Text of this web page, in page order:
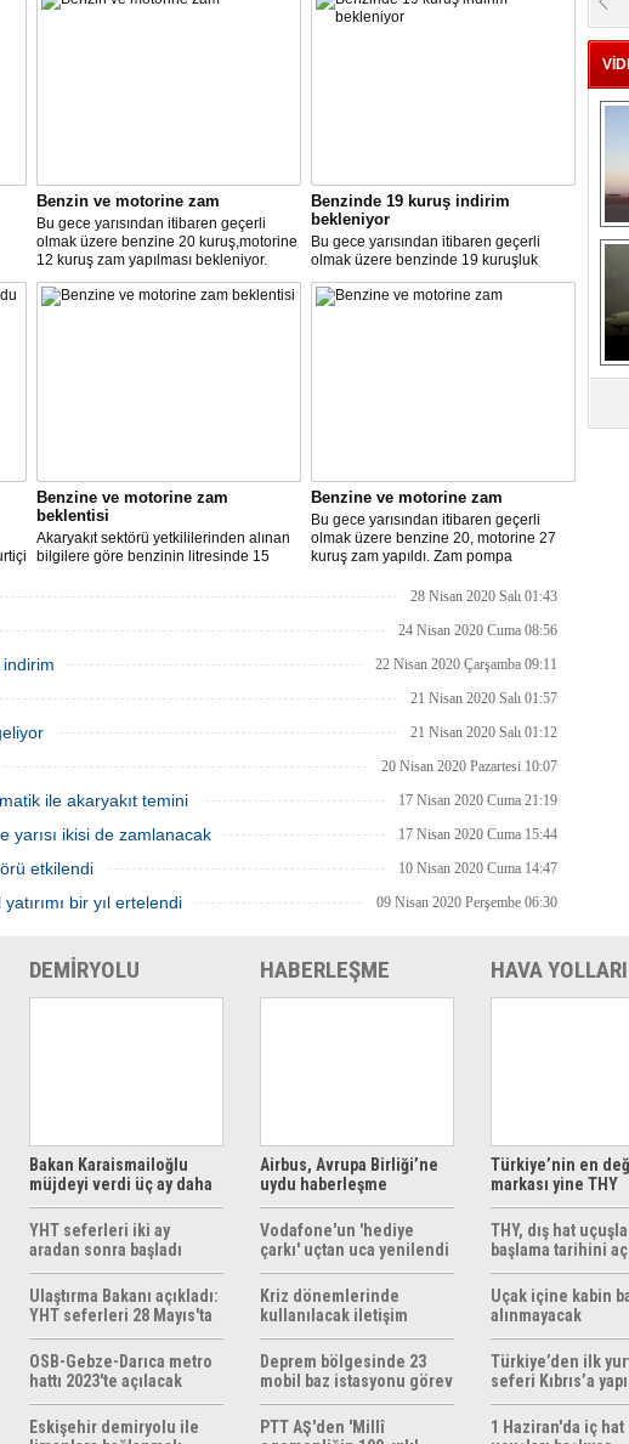
Benzin ve motorine zam
Bu gece yarısından itibaren geçerli
olmak üzere benzine 20 kuruş,motorine
12 kuruş zam yapılması bekleniyor.
Benzinde 19 kuruş indirim
bekleniyor
Bu gece yarısından itibaren geçerli
olmak üzere benzinde 19 kuruşluk
indirim gerçekleşti.
Benzine ve motorine zam
beklentisi
Akaryakıt sektörü yetkililerinden alınan
bilgilere göre benzinin litresinde 15
zam yapılması bekleniyor.
Benzine ve motorine zam
Bu gece yarısından itibaren geçerli
olmak üzere benzine 20, motorine 27
kuruş zam yapıldı. Zam pompa
28 Nisan 2020 Salı 01:43
24 Nisan 2020 Cuma 08:56
22 Nisan 2020 Çarşamba 09:11
21 Nisan 2020 Salı 01:57
21 Nisan 2020 Salı 01:12
20 Nisan 2020 Pazartesi 10:07
ile akaryakıt temini 17 Nisan 2020 Cuma 21:19
yarısı ikisi de zamlanacak 17 Nisan 2020 Cuma 15:44
etkilendi 10 Nisan 2020 Cuma 14:47
bir yıl ertelendi 09 Nisan 2020 Perşembe 06:30
DEMİRYOLU
Bakan Karaismailoğlu
müjdeyi verdi üç ay daha
ücretsiz
YHT seferleri iki ay
aradan sonra başladı
Ulaştırma Bakanı açıkladı:
YHT seferleri 28 Mayıs'ta
başlıyor
OSB-Gebze-Darıca metro
hattı 2023'te açılacak
Eskişehir demiryolu ile
HABERLEŞME
Airbus, Avrupa Birliği’ne
uydu haberleşme
çözümleri sunuyor
Vodafone'un 'hediye
çarkı' uçtan uca yenilendi
Kriz dönemlerinde
kullanılacak iletişim
yöntemleri rehberi
hazırlandı
Deprem bölgesinde 23
mobil baz istasyonu görev
yapıyor
PTT AŞ'den 'Millî
HAVA YOLLARI
Türkiye’nin en
markası yine THY
THY, dış hat
başlama tarihini
Uçak içine kabin
alınmayacak
Türkiye’den ilk yurt
seferi Kıbrıs’a
1 Haziran'da iç hat